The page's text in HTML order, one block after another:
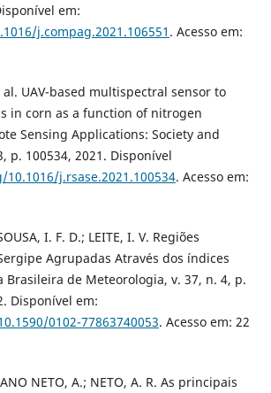
em:
j.compag.2021.106551 . Acesso em:
al. UAV-based multispectral sensor to
in corn as a function of nitrogen
Sensing Applications: Society and
p. 100534, 2021. Disponível
j.rsase.2021.100534. Acesso em:
I. F. D.; LEITE, I. V. Regiões
Agrupadas Através dos índices
Brasileira de Meteorologia, v. 37, n. 4, p.
Disponível em:
0102-77863740053. Acesso em: 22
NETO, A.; NETO, A. R. As principais